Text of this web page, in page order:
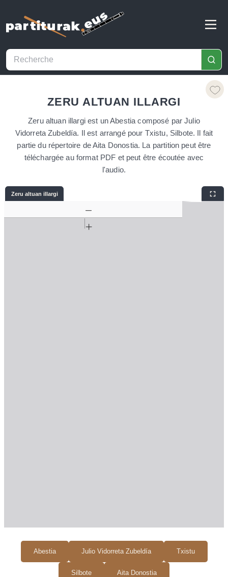
ZERU ALTUAN ILLARGI
Abestia Julio Vidorreta Zubeldía Txistu
Silbote Aita Donostia
Zeru altuan illargi est un Abestia composé par Julio
Vidorreta Zubeldía. Il est arrangé pour Txistu, Silbote. Il fait
partie du répertoire de Aita Donostia. La partition peut être
téléchargée au format PDF et peut être écoutée avec
l'audio.
Zeru altuan illargi